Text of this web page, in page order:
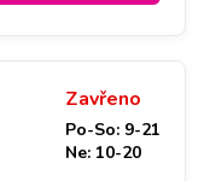
Zavřeno
Po-So: 9-21
Ne: 10-20